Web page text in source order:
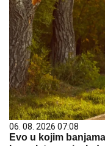
06. 08. 2026 07:08
Evo u kojim